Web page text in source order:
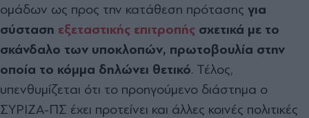
ομάδων ως προς την κατάθεση πρότασης για
σύσταση εξεταστικής επιτροπής σχετικά με το
σκάνδαλο των υποκλοπών, πρωτοβουλία στην
οποία το κόμμα δηλώνει θετικό. Τέλος,
υπενθυμίζεται ότι το προηγούμενο διάστημα ο
ΣΥΡΙΖΑ-ΠΣ έχει προτείνει και άλλες κοινές πολιτικές